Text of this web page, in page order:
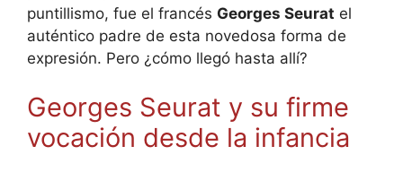
puntillismo, fue el francés Georges Seurat el
auténtico padre de esta novedosa forma de
expresión. Pero ¿cómo llegó hasta allí?
Georges Seurat y su firme
vocación desde la infancia